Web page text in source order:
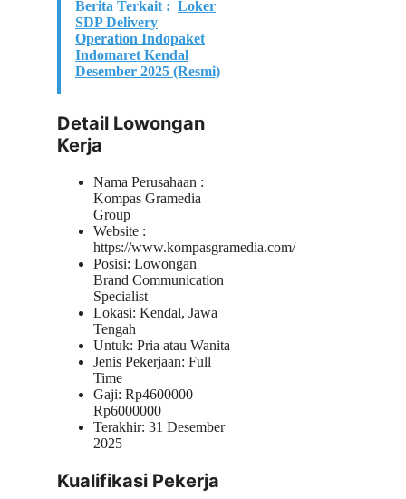
Berita Terkait : Loker
SDP Delivery
Operation Indopaket
Indomaret Kendal
Desember 2025 (Resmi)
Detail Lowongan
Kerja
Nama Perusahaan :
Kompas Gramedia
Group
Website :
https://www.kompasgramedia.com/
Posisi: Lowongan
Brand Communication
Specialist
Lokasi: Kendal, Jawa
Tengah
Untuk: Pria atau Wanita
Jenis Pekerjaan: Full
Time
Gaji: Rp4600000 –
Rp6000000
Terakhir: 31 Desember
2025
Kualifikasi Pekerja